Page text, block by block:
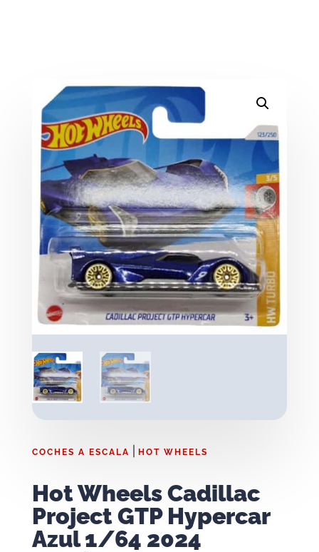
COCHES A ESCALA HOT WHEELS
Hot Wheels Cadillac
Project GTP Hypercar
Azul 1/64 2024